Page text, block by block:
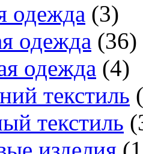
одежда (3)
одежда (36)
одежда (4)
текстиль
текстиль